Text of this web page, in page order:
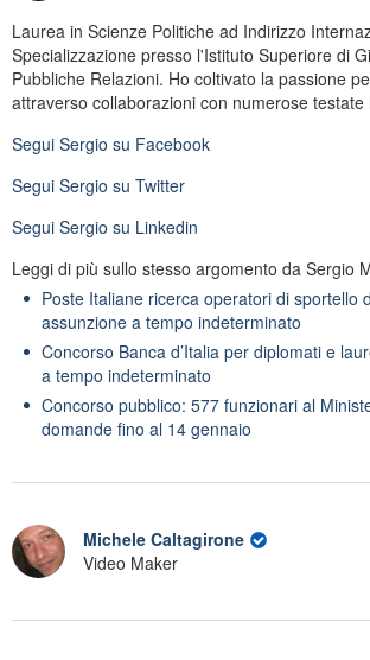
Laurea in Scienze Politiche ad Indirizzo
Specializzazione presso l'Istituto Superiore di
Pubbliche Relazioni. Ho coltivato la passione
attraverso collaborazioni con numerose testate
Segui Sergio su Facebook
Segui Sergio su Twitter
Segui Sergio su Linkedin
Leggi di più sullo stesso argomento da Sergio
Poste Italiane ricerca operatori di sportello
assunzione a tempo indeterminato
Concorso Banca d’Italia per diplomati e
a tempo indeterminato
Concorso pubblico: 577 funzionari al
domande fino al 14 gennaio
Michele Caltagirone
Video Maker